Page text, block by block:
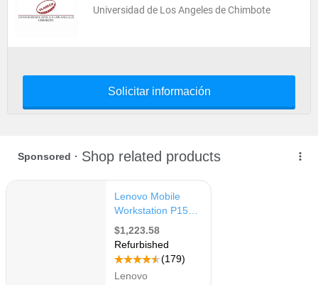
Universidad de Los Angeles de Chimbote
Solicitar información